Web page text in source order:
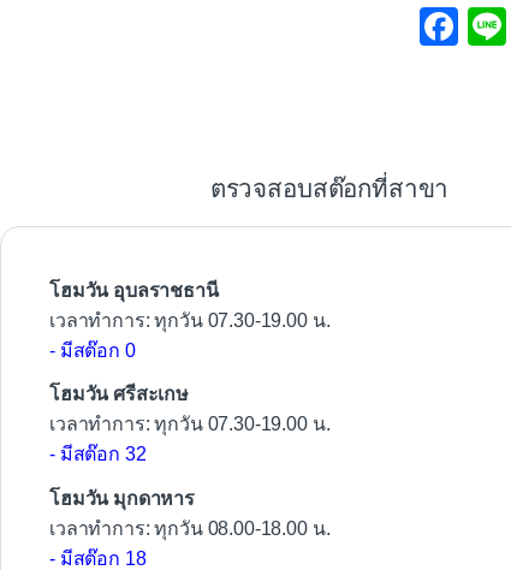
F
o
ตรวจสอบสต๊อกที่สาขา
โฮมวัน อุบลราชธานี
เวลาทำการ: ทุกวัน 07.30-19.00 น.
- มีสต๊อก 0
โฮมวัน ศรีสะเกษ
เวลาทำการ: ทุกวัน 07.30-19.00 น.
- มีสต๊อก 32
โฮมวัน มุกดาหาร
เวลาทำการ: ทุกวัน 08.00-18.00 น.
- มีสต๊อก 18